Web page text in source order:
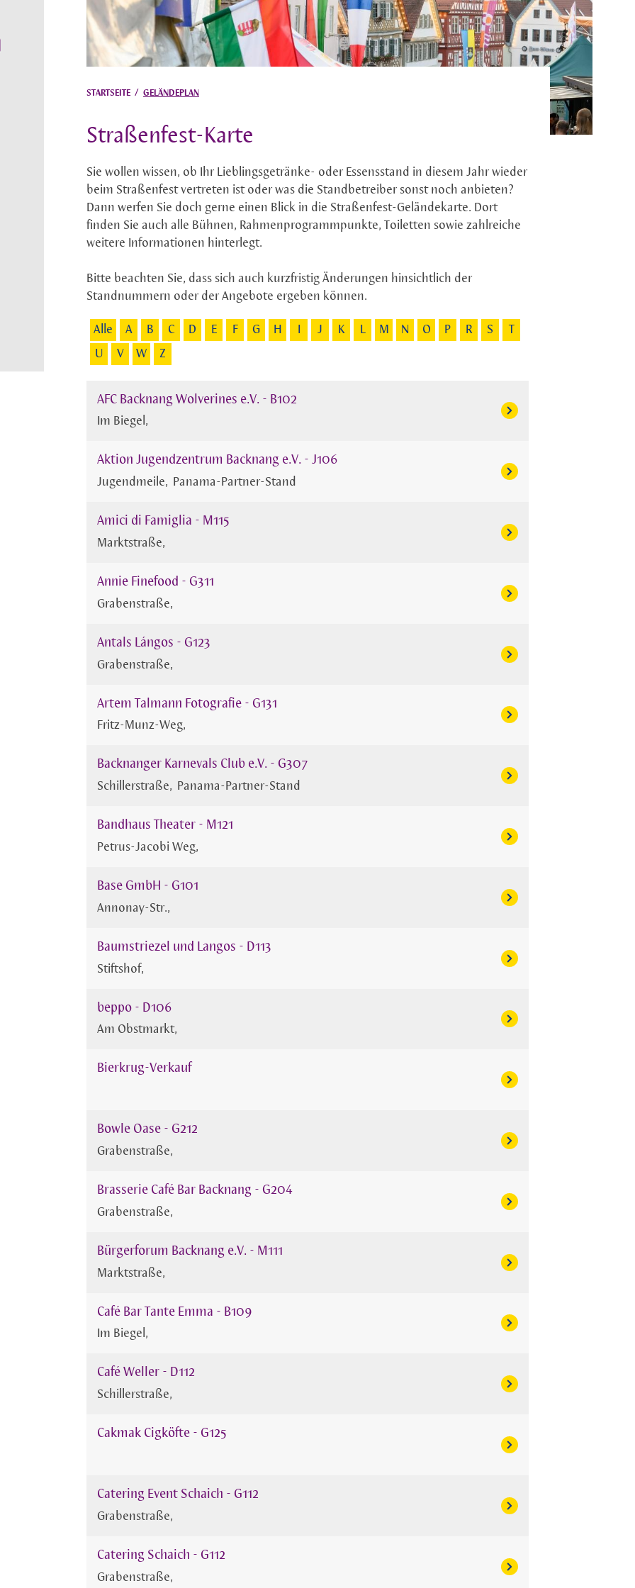
STARTSEITE/ GELÄNDEPLAN
Straßenfest-Karte
Sie wollen wissen, ob Ihr Lieblingsgetränke- oder Essensstand in diesem Jahr wieder
beim Straßenfest vertreten ist oder was die Standbetreiber sonst noch anbieten?
Dann werfen Sie doch gerne einen Blick in die Straßenfest-Geländekarte. Dort
finden Sie auch alle Bühnen, Rahmenprogrammpunkte, Toiletten sowie zahlreiche
weitere Informationen hinterlegt.
Bitte beachten Sie, dass sich auch kurzfristig Änderungen hinsichtlich der
Standnummern oder der Angebote ergeben können.
Alle A B C D E F G H I J K L M N O P R S
T
U
V W Z
AFC Backnang Wolverines e.V. - B102
Im Biegel
Aktion Jugendzentrum Backnang e.V. - J106
Jugendmeile
Panama-Partner-Stand
Amici di Famiglia - M115
Marktstraße
Annie Finefood - G311
Grabenstraße
Antals Lángos - G123
Grabenstraße
Artem Talmann Fotografie - G131
Fritz-Munz-Weg
Backnanger Karnevals Club e.V. - G307
Schillerstraße
Panama-Partner-Stand
Bandhaus Theater - M121
Petrus-Jacobi Weg
Base GmbH - G101
Annonay-Str.
Baumstriezel und Langos - D113
Stiftshof
beppo - D106
Am Obstmarkt
Bierkrug-Verkauf
Bowle Oase - G212
Grabenstraße
Brasserie Café Bar Backnang - G204
Grabenstraße
Bürgerforum Backnang e.V. - M111
Marktstraße
Café Bar Tante Emma - B109
Im Biegel
Café Weller - D112
Schillerstraße
Cakmak Cigköfte - G125
Catering Event Schaich - G112
Grabenstraße
Catering Schaich - G112
Grabenstraße